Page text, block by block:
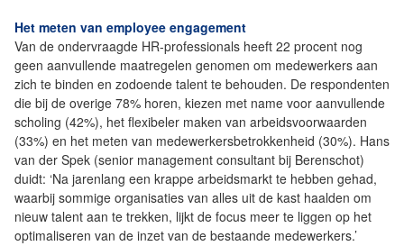
Het meten van employee engagement
Van de ondervraagde HR-professionals heeft 22 procent nog
geen aanvullende maatregelen genomen om medewerkers aan
zich te binden en zodoende talent te behouden. De respondenten
die bij de overige 78% horen, kiezen met name voor aanvullende
scholing (42%), het flexibeler maken van arbeidsvoorwaarden
(33%) en het meten van medewerkersbetrokkenheid (30%). Hans
van der Spek (senior management consultant bij Berenschot)
duidt: ‘Na jarenlang een krappe arbeidsmarkt te hebben gehad,
waarbij sommige organisaties van alles uit de kast haalden om
nieuw talent aan te trekken, lijkt de focus meer te liggen op het
optimaliseren van de inzet van de bestaande medewerkers.’